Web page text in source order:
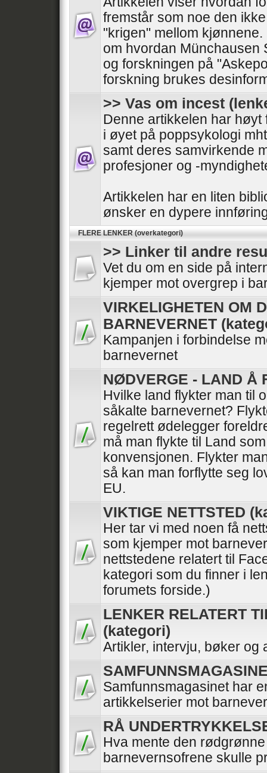
fremstår som noe den
"krigen" mellom
om hvordan Münchausen
og forskningen på
forskning brukes
>> Vas om incest
Denne artikkelen har
i øyet på poppsykologi
samt deres samvirkende
profesjoner og -
Artikkelen har en liten
ønsker en dypere
FLERE LENKER (overkategori)
>> Linker til andre
Vet du om en side på
kjemper mot overgrep i
VIRKELIGHETEN OM
BARNEVERNET
Kampanjen i forbindelse
barnevernet
NØDVERGE - LAND Å
Hvilke land flykter man til
såkalte barnevernet?
regelrett ødelegger
må man flykte til Land
konvensjonen. Flykter
så kan man forflytte seg
EU.
VIKTIGE NETTSTED
Her tar vi med noen få
som kjemper mot
nettstedene relatert til
kategori som du finner i
forumets forside.)
LENKER RELATERT
(kategori)
Artikler, intervju, bøker og
Samfunnsmagasinet har
artikkelserier mot
RÅ
Hva mente den
barnevernsofrene skulle